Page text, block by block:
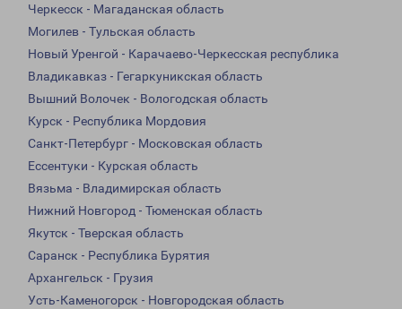
Черкесск - Магаданская область
Могилев - Тульская область
Новый Уренгой - Карачаево-Черкесская республика
Владикавказ - Гегаркуникская область
Вышний Волочек - Вологодская область
Курск - Республика Мордовия
Санкт-Петербург - Московская область
Ессентуки - Курская область
Вязьма - Владимирская область
Нижний Новгород - Тюменская область
Якутск - Тверская область
Саранск - Республика Бурятия
Архангельск - Грузия
Усть-Каменогорск - Новгородская область